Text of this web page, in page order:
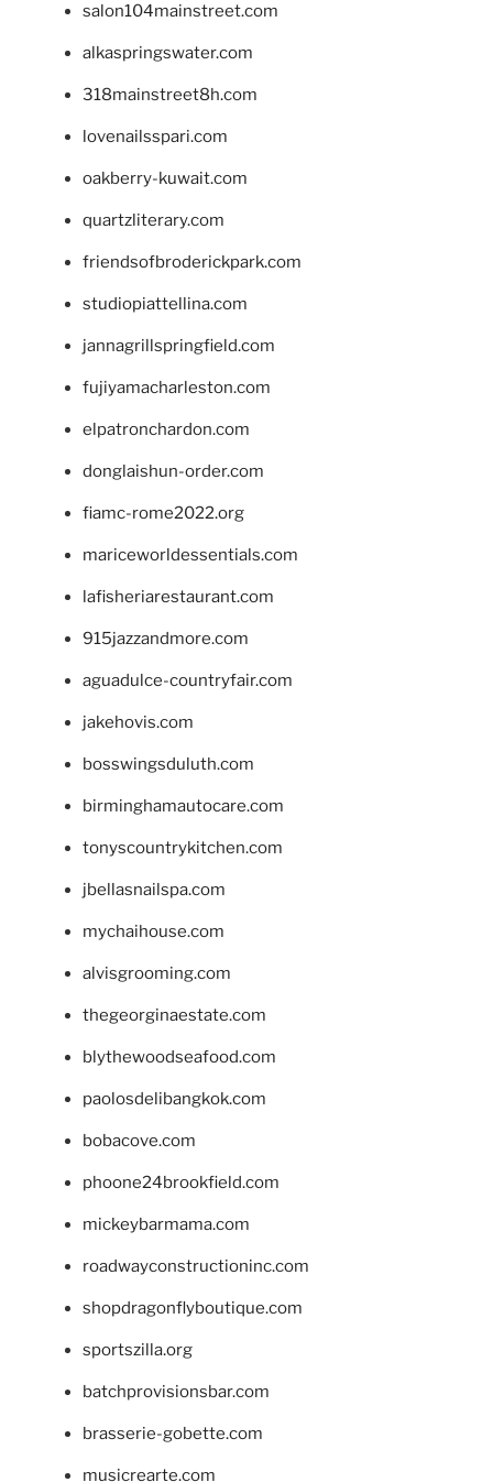
salon104mainstreet.com
alkaspringswater.com
318mainstreet8h.com
lovenailsspari.com
oakberry-kuwait.com
quartzliterary.com
friendsofbroderickpark.com
studiopiattellina.com
jannagrillspringfield.com
fujiyamacharleston.com
elpatronchardon.com
donglaishun-order.com
fiamc-rome2022.org
mariceworldessentials.com
lafisheriarestaurant.com
915jazzandmore.com
aguadulce-countryfair.com
jakehovis.com
bosswingsduluth.com
birminghamautocare.com
tonyscountrykitchen.com
jbellasnailspa.com
mychaihouse.com
alvisgrooming.com
thegeorginaestate.com
blythewoodseafood.com
paolosdelibangkok.com
bobacove.com
phoone24brookfield.com
mickeybarmama.com
roadwayconstructioninc.com
shopdragonflyboutique.com
sportszilla.org
batchprovisionsbar.com
brasserie-gobette.com
musicrearte.com